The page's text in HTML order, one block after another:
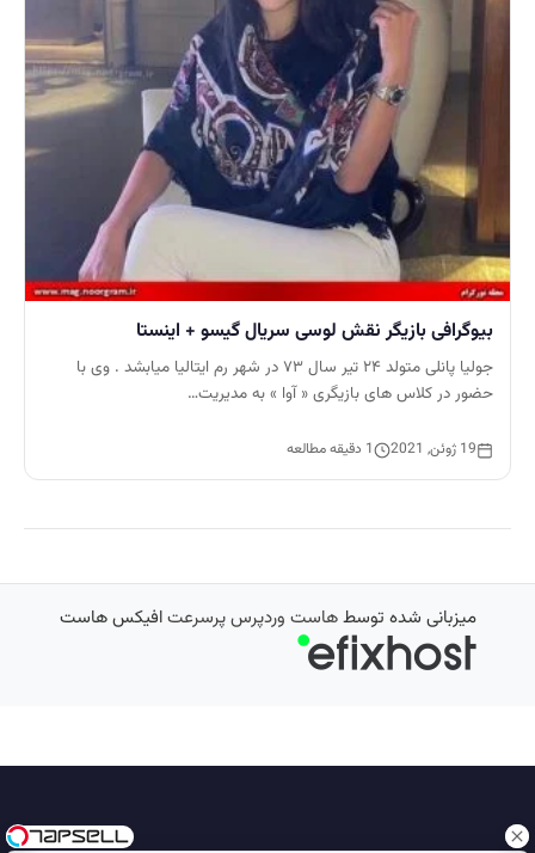
بیوگرافی بازیگر نقش لوسی سریال گیسو + اینستا
جولیا پانلی متولد ۲۴ تیر سال ۷۳ در شهر رم ایتالیا میابشد . وی با
حضور در کلاس های بازیگری « آوا » به مدیریت…
19 ژوئن, 2021 1 دقیقه مطالعه
میزبانی شده توسطهاست وردپرس پرسرعتافیکس هاست